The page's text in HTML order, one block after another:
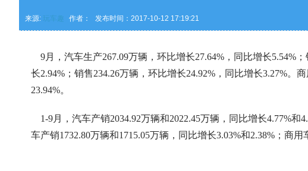
来源: 玩车趣 作者： 发布时间：2017-10-12 17:19:21
9月，汽车生产267.09万辆，环比增长27.64%，同比增长5.54%
长2.94%；销售234.26万辆，环比增长24.92%，同比增长3.27%。
23.94%。
1-9月，汽车产销2034.92万辆和2022.45万辆，同比增长4.77%
车产销1732.80万辆和1715.05万辆，同比增长3.03%和2.38%；商